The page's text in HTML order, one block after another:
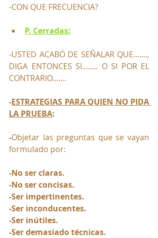
-CON QUE FRECUENCIA?
P. Cerradas:
-USTED ACABÓ DE SEÑALAR QUE.......,
DIGA ENTONCES SI........ O SI POR EL
CONTRARIO.......
-ESTRATEGIAS PARA QUIEN NO PIDA
LA PRUEBA:
-Objetar las preguntas que se vayan
formulado por:
-No ser claras.
-No ser concisas.
-Ser impertinentes.
-Ser inconducentes.
-Ser inútiles.
-Ser demasiado técnicas.